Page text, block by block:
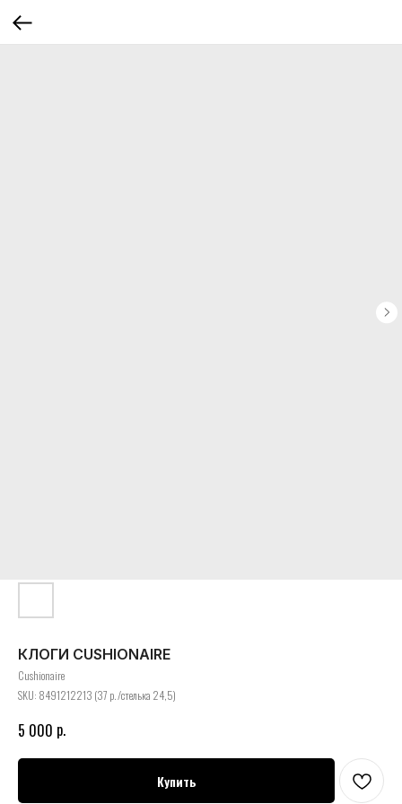
КЛОГИ CUSHIONAIRE
Cushionaire
SKU: 8491212213 (37 р. /стелька 24,5)
5 000 р.
Купить